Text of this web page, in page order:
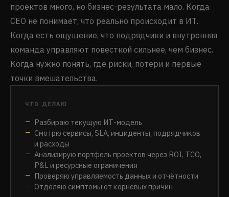
проектов много, но бизнес-результата мало. Когда
CEO не понимает, что реально происходит в ИТ.
Когда есть ощущение, что подрядчики и внутренняя
команда управляют повесткой сильнее, чем бизнес.
Когда нужно понять, где риски, потери и первые
точки вмешательства.
ЧТО ДЕЛАЮ
Разбираю текущую ИТ-модель
Смотрю сервисы, SLA, инциденты, подрядчиков
и расходы
Анализирую портфель проектов через ROI, TCO,
P&L и ресурсные ограничения
Проверяю управляемость данных и отчётности
Отделяю симптомы от корневых причин